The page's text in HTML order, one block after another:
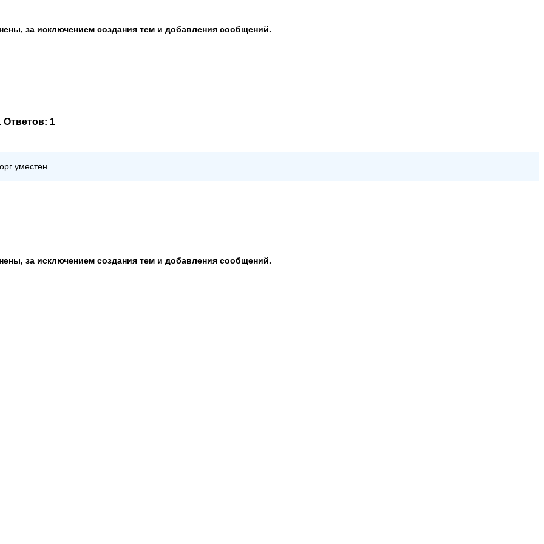
за исключением создания тем и добавления сообщений.
. Ответов: 1
уместен.
за исключением создания тем и добавления сообщений.